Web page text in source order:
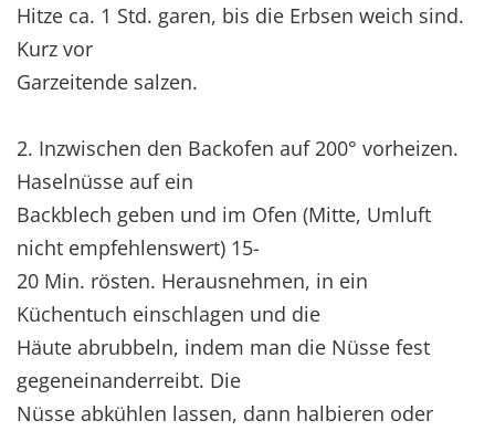
Hitze ca. 1 Std. garen, bis die Erbsen weich sind.
Kurz vor
Garzeitende salzen.
2. Inzwischen den Backofen auf 200° vorheizen.
Haselnüsse auf ein
Backblech geben und im Ofen (Mitte, Umluft
nicht empfehlenswert) 15-
20 Min. rösten. Herausnehmen, in ein
Küchentuch einschlagen und die
Häute abrubbeln, indem man die Nüsse fest
gegeneinanderreibt. Die
Nüsse abkühlen lassen, dann halbieren oder